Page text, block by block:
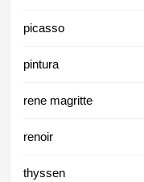
picasso
pintura
rene magritte
renoir
thyssen